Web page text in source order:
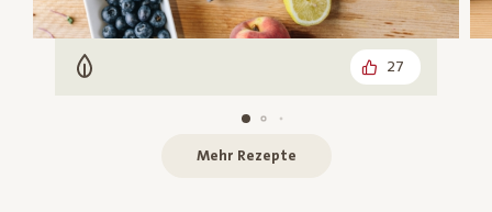
Vegetarisch 27
Mehr Rezepte